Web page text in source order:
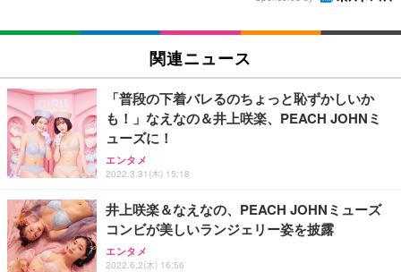
関連ニュース
「普段の下着バレるのちょっと恥ずかしいか
も！」なえなの＆井上咲楽、PEACH JOHNミ
ューズに！
エンタメ
2022.3.31(木) 15:18
井上咲楽＆なえなの、PEACH JOHNミューズ
コンビが美しいランジェリー姿を披露
エンタメ
2022.6.2(木) 16:56